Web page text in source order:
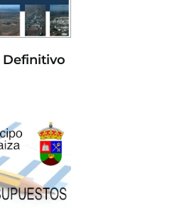
Definitivo